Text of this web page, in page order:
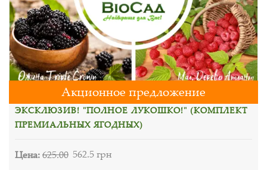
Акционное предложение
ЭКСКЛЮЗИВ! "ПОЛНОЕ ЛУКОШКО!" (КОМПЛЕКТ
ПРЕМИАЛЬНЫХ ЯГОДНЫХ)
Цена:625.00 562.5 грн